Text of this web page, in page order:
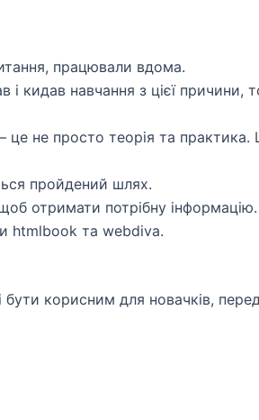
працювали вдома.
кидав навчання з цієї причини,
це не просто теорія та
пройдений шлях.
отримати потрібну інформацію.
htmlbook та webdiva.
корисним для новачків,